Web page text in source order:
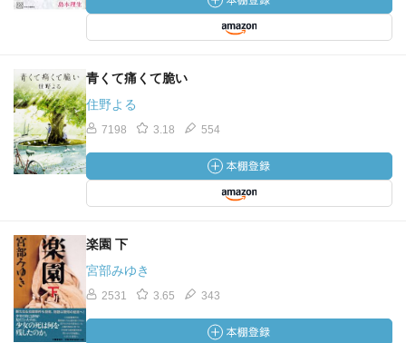
青くて痛くて脆い
住野よる
7198 3.18 554
楽園 下
宮部みゆき
2531 3.65 343